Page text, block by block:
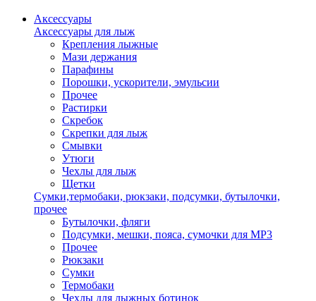
Аксессуары
Аксессуары для лыж
Крепления лыжные
Мази держания
Парафины
Порошки, ускорители, эмульсии
Прочее
Растирки
Скребок
Скрепки для лыж
Смывки
Утюги
Чехлы для лыж
Щетки
Сумки,термобаки, рюкзаки, подсумки, бутылочки,
прочее
Бутылочки, фляги
Подсумки, мешки, пояса, сумочки для MP3
Прочее
Рюкзаки
Сумки
Термобаки
Чехлы для лыжных ботинок